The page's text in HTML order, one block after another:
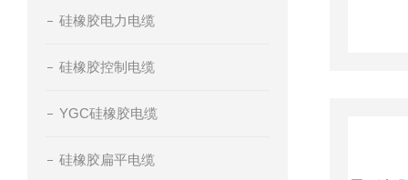
硅橡胶电力电缆
硅橡胶控制电缆
YGC硅橡胶电缆
硅橡胶扁平电缆